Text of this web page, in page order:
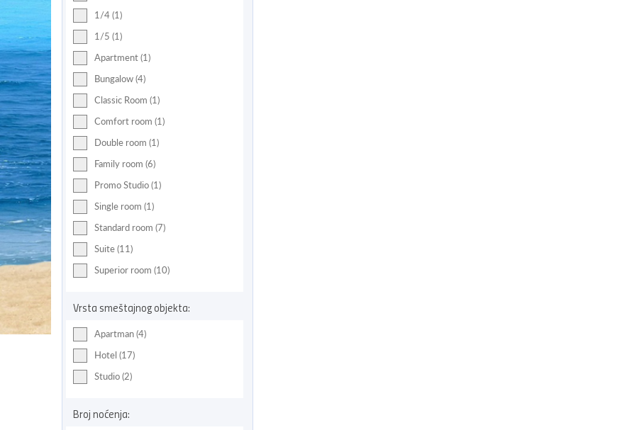
1/4 (1)
1/5 (1)
Apartment (1)
Bungalow (4)
Classic Room (1)
Comfort room (1)
Double room (1)
Family room (6)
Promo Studio (1)
Single room (1)
Standard room (7)
Suite (11)
Superior room (10)
Vrsta smeštajnog objekta:
Apartman (4)
Hotel (17)
Studio (2)
Broj noćenja: